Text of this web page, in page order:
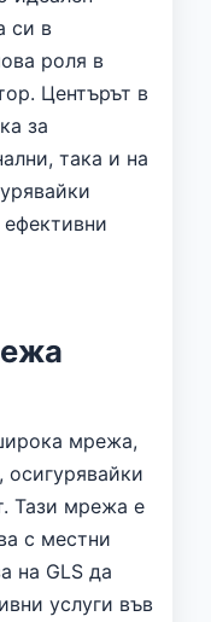
си в
роля в
Центърът в
за
така и на
мрежа,
Тази мрежа е
с местни
на GLS да
услуги във